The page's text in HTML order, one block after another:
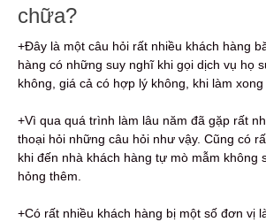
chữa?
+Đây là một câu hỏi rất nhiều khách hàng
hàng có những suy nghĩ khi gọi dịch vụ họ
không, giá cả có hợp lý không, khi làm
+Vì qua quá trình làm lâu năm đã gặp rất
thoại hỏi những câu hỏi như vậy. Cũng có
khi đến nhà khách hàng tự mò mẫm không
hỏng thêm.
+Có rất nhiều khách hàng bị một số đơn vị